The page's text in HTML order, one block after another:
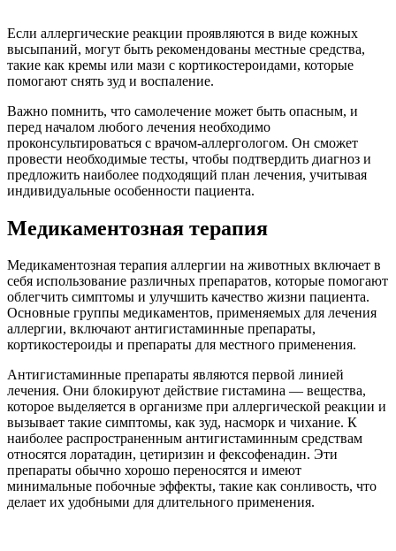
Если аллергические реакции проявляются в виде кожных
высыпаний, могут быть рекомендованы местные средства,
такие как кремы или мази с кортикостероидами, которые
помогают снять зуд и воспаление.
Важно помнить, что самолечение может быть опасным, и
перед началом любого лечения необходимо
проконсультироваться с врачом-аллергологом. Он сможет
провести необходимые тесты, чтобы подтвердить диагноз и
предложить наиболее подходящий план лечения, учитывая
индивидуальные особенности пациента.
Медикаментозная терапия
Медикаментозная терапия аллергии на животных включает в
себя использование различных препаратов, которые помогают
облегчить симптомы и улучшить качество жизни пациента.
Основные группы медикаментов, применяемых для лечения
аллергии, включают антигистаминные препараты,
кортикостероиды и препараты для местного применения.
Антигистаминные препараты являются первой линией
лечения. Они блокируют действие гистамина — вещества,
которое выделяется в организме при аллергической реакции и
вызывает такие симптомы, как зуд, насморк и чихание. К
наиболее распространенным антигистаминным средствам
относятся лоратадин, цетиризин и фексофенадин. Эти
препараты обычно хорошо переносятся и имеют
минимальные побочные эффекты, такие как сонливость, что
делает их удобными для длительного применения.